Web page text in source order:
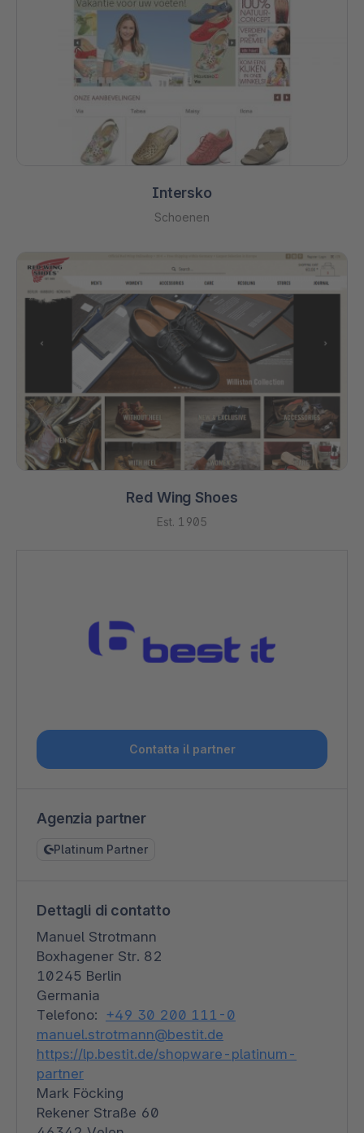
Intersko
Schoenen
Red Wing Shoes
Est. 1905
Contatta il partner
Agenzia partner
Platinum Partner
Dettagli di contatto
Manuel Strotmann
Boxhagener Str. 82
10245 Berlin
Germania
Telefono: +49 30 200 111-0
manuel.strotmann@bestit.de
https://lp.bestit.de/shopware-platinum-
partner
Mark Föcking
Rekener Straße 60